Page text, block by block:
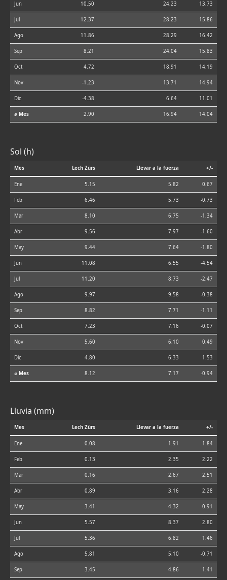
Jun 10.50 24.23 13.73
Jul 12.37 28.23 15.86
Ago 11.86 28.29 16.42
Sep 8.21 24.04 15.83
Oct 4.72 18.91 14.19
Nov -1.23 13.71 14.94
Dic -4.38 6.64 11.01
⌀ Mes 2.90 16.94 14.04
Sol (h)
Mes Lech Zürs Llevar a la fuerza +/-
Ene 5.15 5.82 0.67
Feb 6.46 5.73 -0.73
Mar 8.10 6.75 -1.34
Abr 9.56 7.97 -1.60
May 9.44 7.64 -1.80
Jun 11.08 6.55 -4.54
Jul 11.20 8.73 -2.47
Ago 9.97 9.58 -0.38
Sep 8.82 7.71 -1.11
Oct 7.23 7.16 -0.07
Nov 5.60 6.10 0.49
Dic 4.80 6.33 1.53
⌀ Mes 8.12 7.17 -0.94
Lluvia (mm)
Mes Lech Zürs Llevar a la fuerza +/-
Ene 0.08 1.91 1.84
Feb 0.13 2.35 2.22
Mar 0.16 2.67 2.51
Abr 0.89 3.16 2.28
May 3.41 4.32 0.91
Jun 5.57 8.37 2.80
Jul 5.36 6.82 1.46
Ago 5.81 5.10 -0.71
Sep 3.45 4.86 1.41